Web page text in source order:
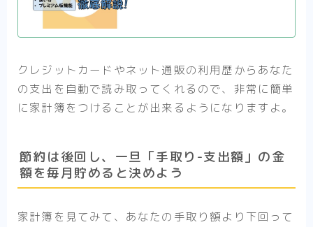
クレジットカードやネット通販の利用歴からあなた
の支出を自動で読み取ってくれるので、非常に簡単
に家計簿をつけることが出来るようになりますよ。
節約は後回し、一旦「手取り-支出額」の金
額を毎月貯めると決めよう
家計簿を見てみて、あなたの手取り額より下回って